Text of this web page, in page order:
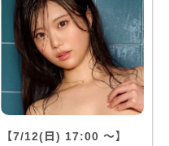
【7/12(日) 17:00 〜】